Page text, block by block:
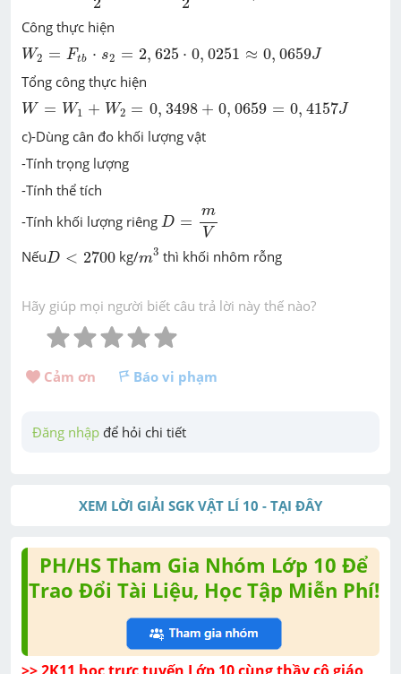
Công thực hiện
W2 = Ftb ⋅ s2 = 2, 625 ⋅ 0, 0251 ≈ 0, 0659J
W2 =F b⋅s 2 =2 625 0,0251 ≈0,0659 J
Tổng công thực hiện
W = W1 + W2 = 0, 3498 + 0, 0659 = 0, 4157J
W=W 1+W2 =0, 3498 +0,0659 = 0,4157J
c)-Dùng cân đo khối lượng vật
-Tính trọng lượng
-Tính thể tích
-Tính khối lượng riêng D =
m
V
V
NếuD < 2700
D< 2700 kg/m3
m3 thì khối nhôm rỗng
Hãy giúp mọi người biết câu trả lời này thế nào?
Cảm ơn Báo vi phạm
Đăng nhập để hỏi chi tiết
XEM LỜI GIẢI SGK VẬT LÍ 10 - TẠI ĐÂY
PH/HS Tham Gia Nhóm Lớp 10 Để
Trao Đổi Tài Liệu, Học Tập Miễn Phí!